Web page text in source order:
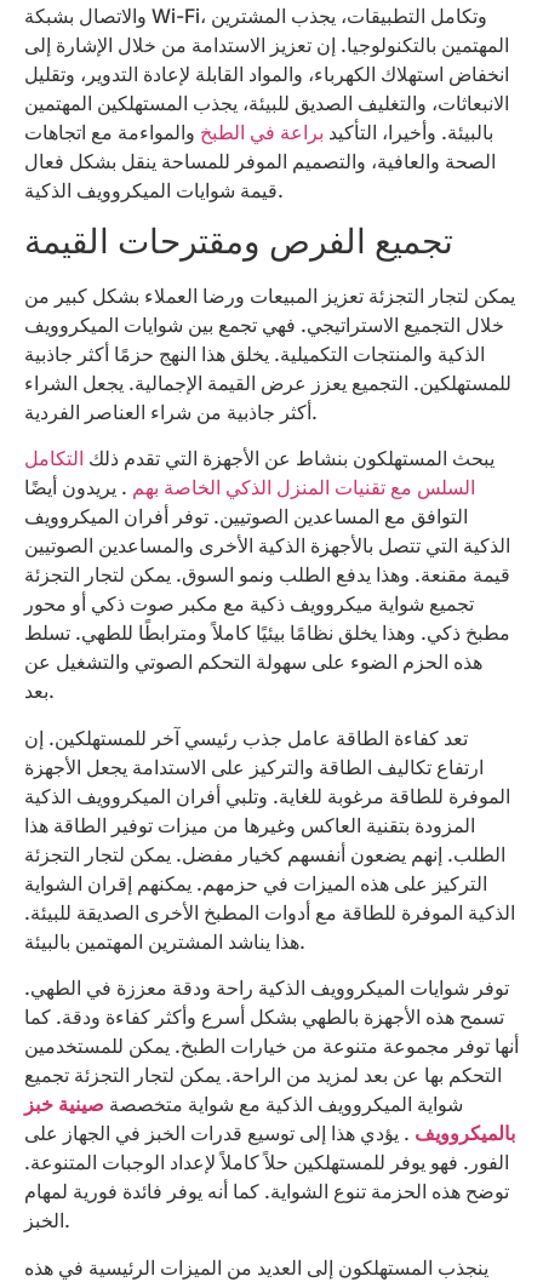
والاتصال بشبكة Wi-Fi، وتكامل التطبيقات، يجذب المشترين
المهتمين بالتكنولوجيا. إن تعزيز الاستدامة من خلال الإشارة إلى
انخفاض استهلاك الكهرباء، والمواد القابلة لإعادة التدوير، وتقليل
الانبعاثات، والتغليف الصديق للبيئة، يجذب المستهلكين المهتمين
بالبيئة. وأخيرا، التأكيد براعة في الطبخ والمواءمة مع اتجاهات
الصحة والعافية، والتصميم الموفر للمساحة ينقل بشكل فعال
قيمة شوايات الميكروويف الذكية.
تجميع الفرص ومقترحات القيمة
يمكن لتجار التجزئة تعزيز المبيعات ورضا العملاء بشكل كبير من
خلال التجميع الاستراتيجي. فهي تجمع بين شوايات الميكروويف
الذكية والمنتجات التكميلية. يخلق هذا النهج حزمًا أكثر جاذبية
للمستهلكين. التجميع يعزز عرض القيمة الإجمالية. يجعل الشراء
أكثر جاذبية من شراء العناصر الفردية.
يبحث المستهلكون بنشاط عن الأجهزة التي تقدم ذلك التكامل
السلس مع تقنيات المنزل الذكي الخاصة بهم . يريدون أيضًا
التوافق مع المساعدين الصوتيين. توفر أفران الميكروويف
الذكية التي تتصل بالأجهزة الذكية الأخرى والمساعدين الصوتيين
قيمة مقنعة. وهذا يدفع الطلب ونمو السوق. يمكن لتجار التجزئة
تجميع شواية ميكروويف ذكية مع مكبر صوت ذكي أو محور
مطبخ ذكي. وهذا يخلق نظامًا بيئيًا كاملاً ومترابطًا للطهي. تسلط
هذه الحزم الضوء على سهولة التحكم الصوتي والتشغيل عن
بعد.
تعد كفاءة الطاقة عامل جذب رئيسي آخر للمستهلكين. إن
ارتفاع تكاليف الطاقة والتركيز على الاستدامة يجعل الأجهزة
الموفرة للطاقة مرغوبة للغاية. وتلبي أفران الميكروويف الذكية
المزودة بتقنية العاكس وغيرها من ميزات توفير الطاقة هذا
الطلب. إنهم يضعون أنفسهم كخيار مفضل. يمكن لتجار التجزئة
التركيز على هذه الميزات في حزمهم. يمكنهم إقران الشواية
الذكية الموفرة للطاقة مع أدوات المطبخ الأخرى الصديقة للبيئة.
هذا يناشد المشترين المهتمين بالبيئة.
توفر شوايات الميكروويف الذكية راحة ودقة معززة في الطهي.
تسمح هذه الأجهزة بالطهي بشكل أسرع وأكثر كفاءة ودقة. كما
أنها توفر مجموعة متنوعة من خيارات الطبخ. يمكن للمستخدمين
التحكم بها عن بعد لمزيد من الراحة. يمكن لتجار التجزئة تجميع
شواية الميكروويف الذكية مع شواية متخصصة صينية خبز
بالميكروويف . يؤدي هذا إلى توسيع قدرات الخبز في الجهاز على
الفور. فهو يوفر للمستهلكين حلاً كاملاً لإعداد الوجبات المتنوعة.
توضح هذه الحزمة تنوع الشواية. كما أنه يوفر فائدة فورية لمهام
الخبز.
ينجذب المستهلكون إلى العديد من الميزات الرئيسية في هذه